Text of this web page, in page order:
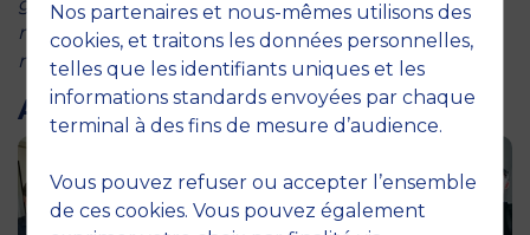
mentalités et les comportements car après tout,
nous avons « ce talent d’être différent » !
ARTICLES LIÉS
Nos partenaires et nous-mêmes utilisons des
cookies, et traitons les données personnelles,
telles que les identifiants uniques et les
informations standards envoyées par chaque
terminal à des fins de mesure d’audience.
Vous pouvez refuser ou accepter l’ensemble
de ces cookies. Vous pouvez également